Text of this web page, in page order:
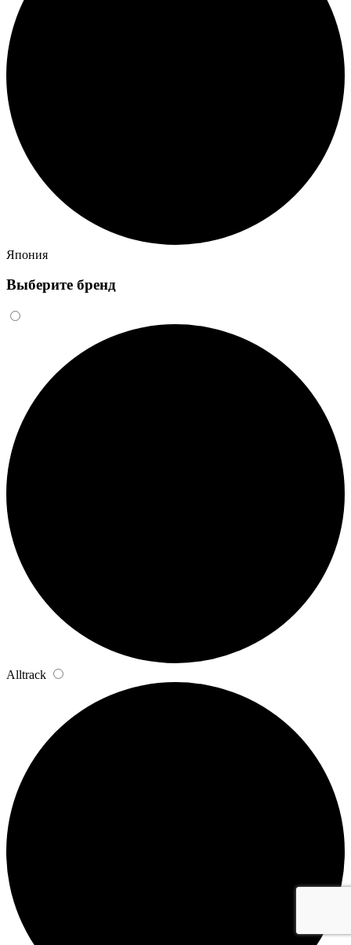
Япония
Выберите бренд
Alltrack